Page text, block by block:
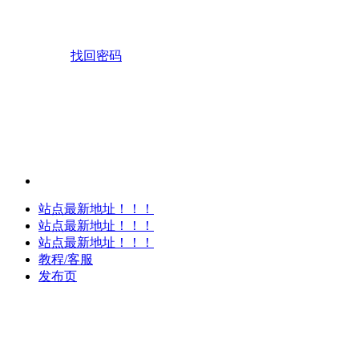
找回密码
站点最新地址！！！
站点最新地址！！！
站点最新地址！！！
教程/客服
发布页